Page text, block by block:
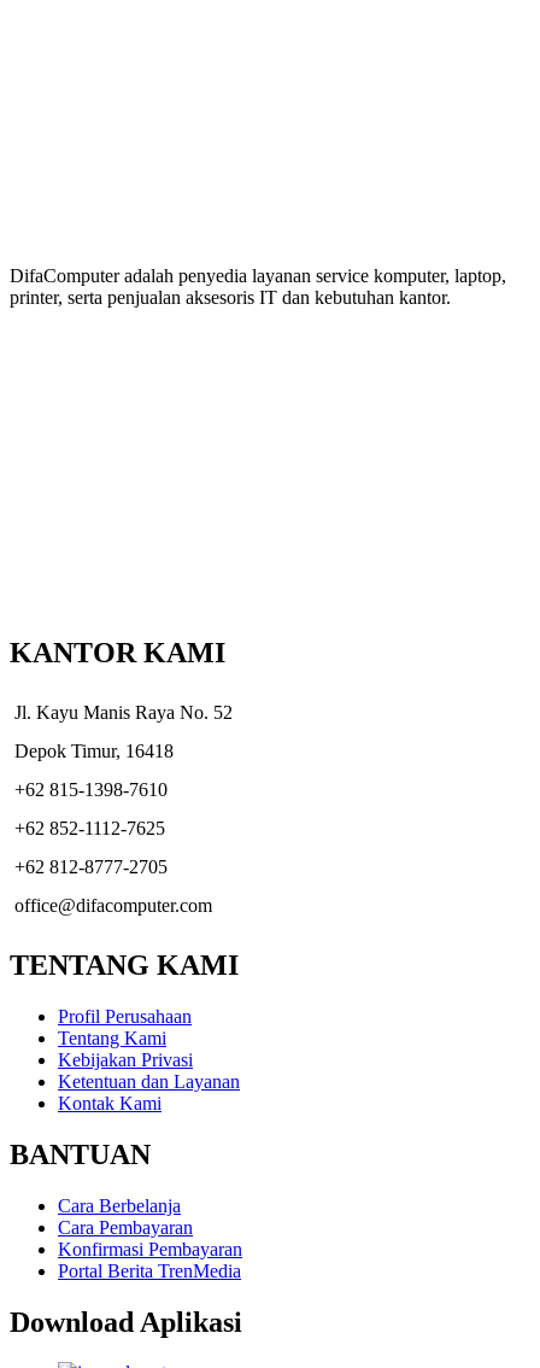
DifaComputer adalah penyedia layanan service komputer, laptop,
printer, serta penjualan aksesoris IT dan kebutuhan kantor.
KANTOR KAMI
Jl. Kayu Manis Raya No. 52
Depok Timur, 16418
+62 815-1398-7610
+62 852-1112-7625
+62 812-8777-2705
office@difacomputer.com
TENTANG KAMI
Profil Perusahaan
Tentang Kami
Kebijakan Privasi
Ketentuan dan Layanan
Kontak Kami
BANTUAN
Cara Berbelanja
Cara Pembayaran
Konfirmasi Pembayaran
Portal Berita TrenMedia
Download Aplikasi